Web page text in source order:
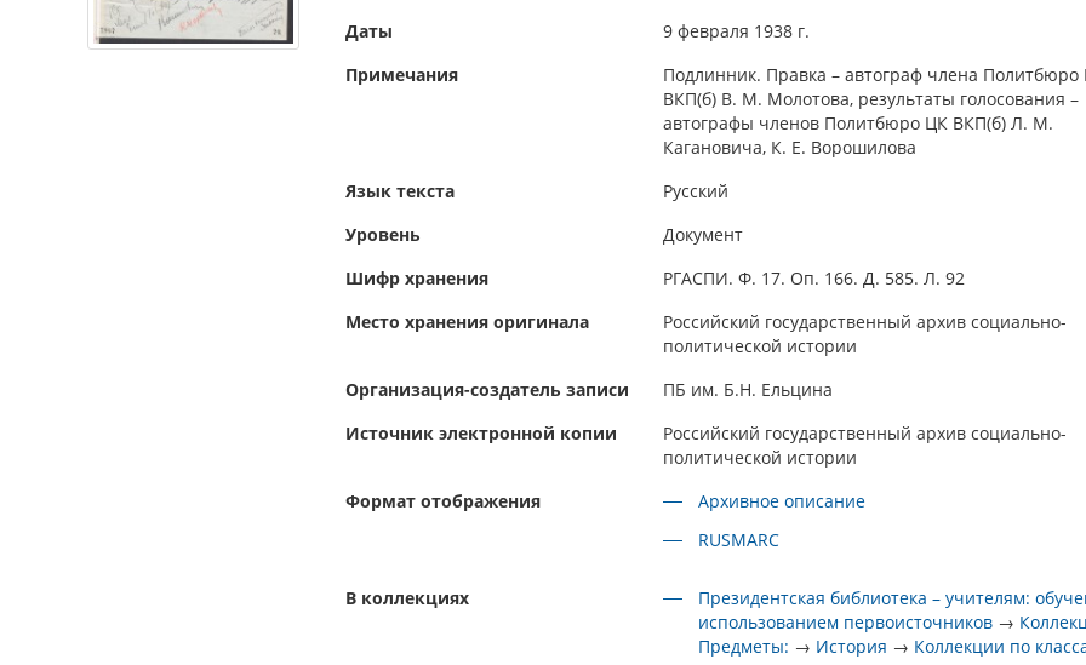
Даты
9 февраля 1938 г.
Примечания
Подлинник. Правка – автограф члена Политбюро
ВКП(б) В. М. Молотова, результаты голосования –
автографы членов Политбюро ЦК ВКП(б) Л. М.
Кагановича, К. Е. Ворошилова
Язык текста
Русский
Уровень
Документ
Шифр хранения
РГАСПИ. Ф. 17. Оп. 166. Д. 585. Л. 92
Место хранения оригинала
Российский государственный архив социально-
политической истории
Организация-создатель записи
ПБ им. Б.Н. Ельцина
Источник электронной копии
Российский государственный архив социально-
политической истории
Формат отображения
Архивное описание
RUSMARC
В коллекциях
Президентская библиотека – учителям:
использованием первоисточников →
Предметы: → История → Коллекции по